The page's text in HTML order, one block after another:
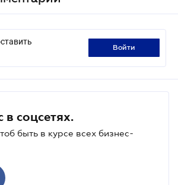
войти
в соцсетях.
быть в курсе всех бизнес-